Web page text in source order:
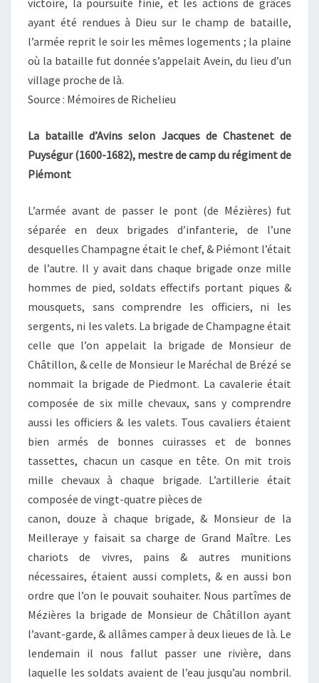
ayant été rendues à Dieu sur le champ de bataille,
l’armée reprit le soir les mêmes logements ; la plaine
où la bataille fut donnée s’appelait Avein, du lieu d’un
village proche de là.
Source : Mémoires de Richelieu
La bataille d’Avins selon Jacques de Chastenet de
Puységur(1600-1682), mestre de camp du régiment de
Piémont
L’armée avant de passer le pont (de Mézières) fut
séparée en deux brigades d’infanterie, de l’une
desquelles Champagne était le chef, & Piémont l’était
de l’autre. Il y avait dans chaque brigade onze mille
hommes de pied, soldats effectifs portant piques &
mousquets, sans comprendre les officiers, ni les
sergents, ni les valets. La brigade de Champagne était
celle que l’on appelait la brigade de Monsieur de
Châtillon, & celle de Monsieur le Maréchal de Brézé se
nommait la brigade de Piedmont. La cavalerie était
composée de six mille chevaux, sans y comprendre
aussi les officiers & les valets. Tous cavaliers étaient
bien armés de bonnes cuirasses et de bonnes
tassettes, chacun un casque en tête. On mit trois
mille chevaux à chaque brigade. L’artillerie était
composée de vingt-quatre pièces de
canon, douze à chaque brigade, & Monsieur de la
Meilleraye y faisait sa charge de Grand Maître. Les
chariots de vivres, pains & autres munitions
nécessaires, étaient aussi complets, & en aussi bon
ordre que l’on le pouvait souhaiter. Nous partîmes de
Mézières la brigade de Monsieur de Châtillon ayant
l’avant-garde, & allâmes camper à deux lieues de là. Le
lendemain il nous fallut passer une rivière, dans
laquelle les soldats avaient de l’eau jusqu’au nombril.